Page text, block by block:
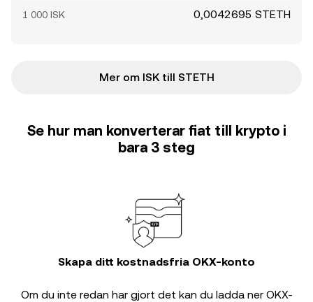
1 000 ISK 0,0042695 STETH
Mer om ISK till STETH
Se hur man konverterar fiat till krypto i
bara 3 steg
Skapa ditt kostnadsfria OKX-konto
Om du inte redan har gjort det kan du ladda ner OKX-